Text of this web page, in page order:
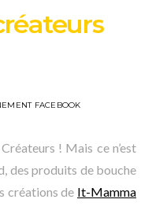
FACEBOOK
! Mais ce n’est
des produits de bouche
créations de It-Mamma